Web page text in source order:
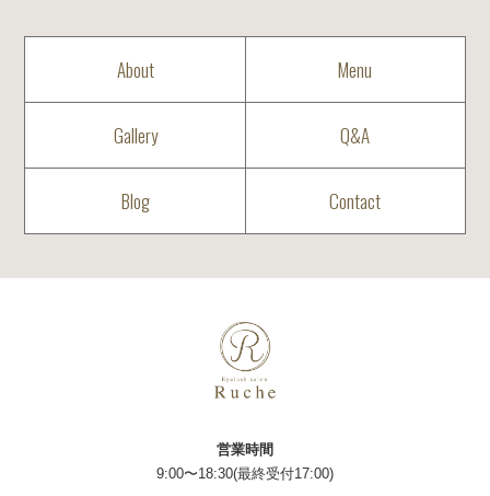
About Menu
Gallery Q&A
Blog Contact
営業時間
9:00〜18:30(最終受付17:00)